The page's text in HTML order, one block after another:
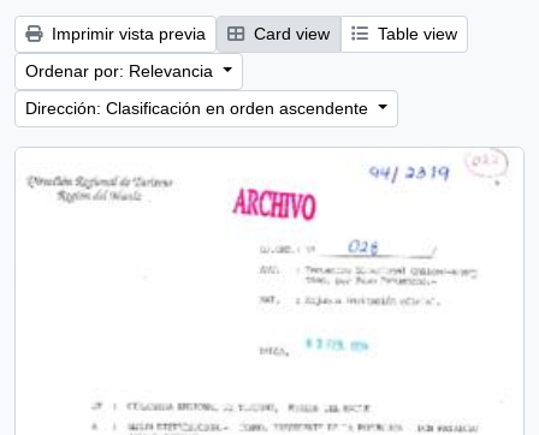
Imprimir vista previa Card view
Table view
Ordenar por: Relevancia
Dirección: Clasificación en orden ascendente